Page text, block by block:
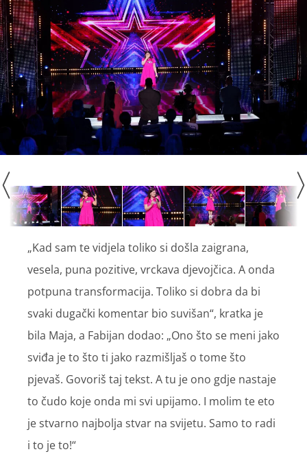
„Kad sam te vidjela toliko si došla zaigrana,
vesela, puna pozitive, vrckava djevojčica. A onda
potpuna transformacija. Toliko si dobra da bi
svaki dugački komentar bio suvišan“, kratka je
bila Maja, a Fabijan dodao: „Ono što se meni jako
sviđa je to što ti jako razmišljaš o tome što
pjevaš. Govoriš taj tekst. A tu je ono gdje nastaje
to čudo koje onda mi svi upijamo. I molim te eto
je stvarno najbolja stvar na svijetu. Samo to radi
i to je to!“